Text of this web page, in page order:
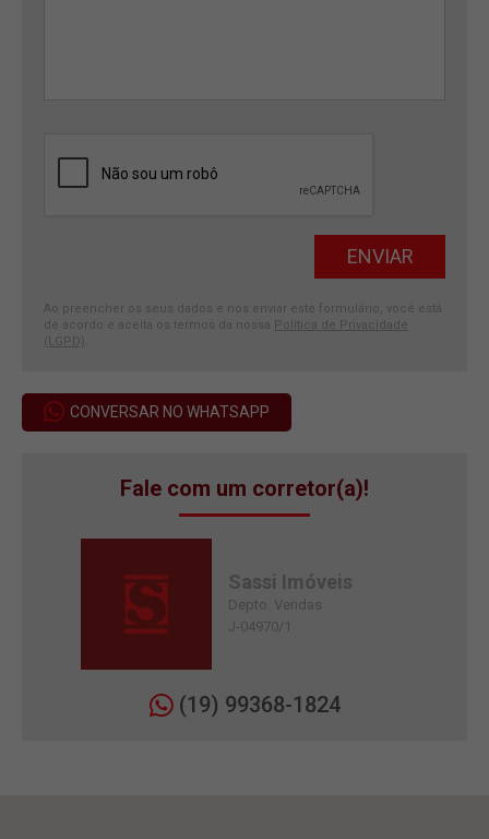
Ao preencher os seus dados e nos enviar este formulário, você está
de acordo e aceita os termos da nossa Política de Privacidade
(LGPD)
CONVERSAR NO WHATSAPP
Fale com um corretor(a)!
Sassi Imóveis
Depto. Vendas
J-04970/1
(19) 99368-1824